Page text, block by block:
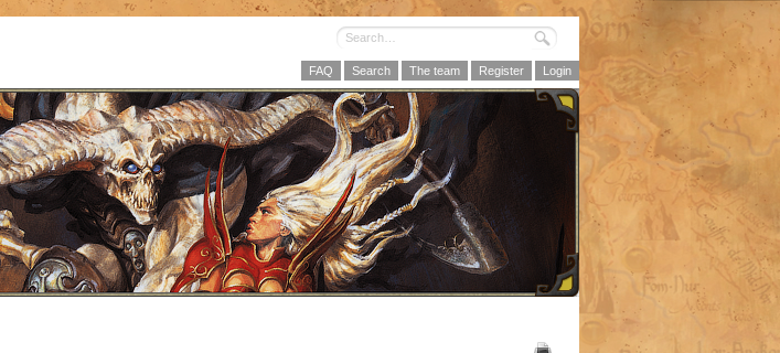
FAQ Search The team Register Login